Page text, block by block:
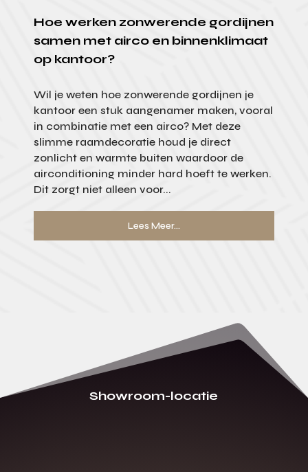
Hoe werken zonwerende gordijnen
samen met airco en binnenklimaat
op kantoor?
Wil je weten hoe zonwerende gordijnen je
kantoor een stuk aangenamer maken, vooral
in combinatie met een airco? Met deze
slimme raamdecoratie houd je direct
zonlicht en warmte buiten waardoor de
airconditioning minder hard hoeft te werken.
Dit zorgt niet alleen voor...
Lees Meer...
Showroom-locatie